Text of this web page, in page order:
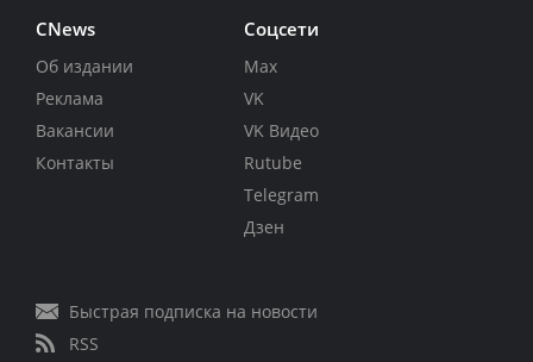
CNews
Об издании
Реклама
Вакансии
Контакты
Соцсети
Max
VK
VK Видео
Rutube
Telegram
Дзен
Быстрая подписка на новости
RSS